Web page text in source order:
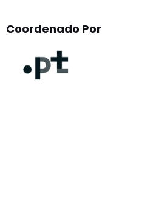
Coordenado Por